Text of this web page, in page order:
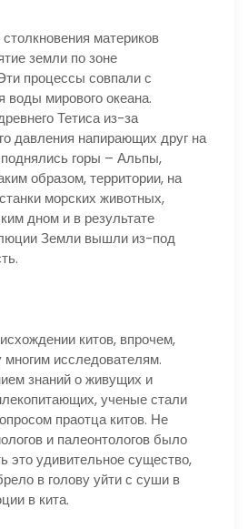
материков
земли по зоне
процессы совпали с
воды мирового океана.
Тетиса из-за
давления напирающих друг на
поднялись горы – Альпы,
образом, территории, на
морских животных,
дном и в результате
Земли вышли из-под
китов, впрочем,
исследователям.
знаний о живущих и
ученые стали
праотца китов. Не
и палеонтологов было
это удивительное существо,
в голову уйти с суши в
в кита.